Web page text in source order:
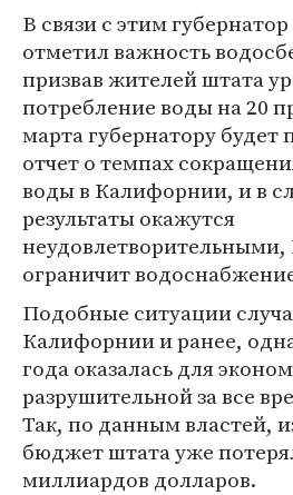
В связи с этим
отметил важность
призвав жителей штата
потребление воды на 20
марта губернатору будет
отчет о темпах
воды в Калифорнии, и в
результаты окажутся
ограничит
Подобные ситуации
Калифорнии и ранее,
года оказалась для
разрушительной за все
Так, по данным властей,
бюджет штата уже
миллиардов долларов.